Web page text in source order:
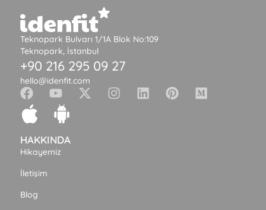
Teknopark Bulvarı 1/1A Blok No:109
Teknopark, İstanbul
+90 216 295 09 27
hello@idenfit.com
HAKKINDA
Hikayemiz
İletişim
Blog